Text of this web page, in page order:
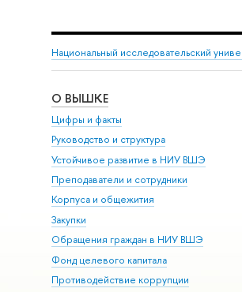
Национальный исследовательский
О ВЫШКЕ
Цифры и факты
Руководство и структура
Устойчивое развитие в НИУ ВШЭ
Преподаватели и сотрудники
Корпуса и общежития
Закупки
Обращения граждан в НИУ ВШЭ
Фонд целевого капитала
Противодействие коррупции